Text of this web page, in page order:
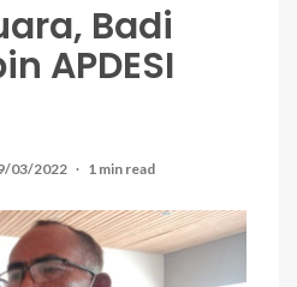
Badi
APDESI
03/2022 1 min read